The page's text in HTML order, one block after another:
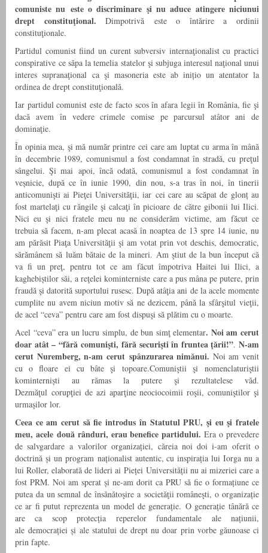
comuniste nu este o discriminare şi nu aduce atingere niciunui
drept constituţional. Dimpotrivă este o întărire a ordinii
constituţionale.
Partidul comunist fiind un curent subversiv internaţionalist cu practici
conspirative ce săpa la temelia statelor şi subjuga interesul naţional unui
interes supranaţional ca şi masoneria este ab inițio un atentator la
ordinea de drept constituţională.
Iar partidul comunist este de facto scos în afara legii în România, fie şi
dacă avem în vedere crimele comise pe parcursul atâtor ani de
dominaţie.
În opinia mea, şi mă număr printre cei care am luptat cu arma în mână
în decembrie 1989, comunismul a fost condamnat în stradă, cu preţul
sângelui. Şi mai apoi, încă odată, comunismul a fost condamnat în
veșnicie, după ce în iunie 1990, din nou, s-a tras în noi, în tinerii
anticomunişti ai Pieţei Universităţii, iar cei care au scăpat de glonț au
fost martelaţi cu răngile şi calcaţi în picioare de către gibonii lui Ilici.
Nici eu şi nici fratele meu nu ne considerăm victime, am făcut ce
trebuia să facem, n-am plecat acasă în noaptea de 13 spre 14 iunie, nu
am părăsit Piaţa Universităţii şi am votat prin vot deschis, democratic,
sărămânem să luăm bătaie de la mineri. Am ştiut de la bun început că
va fi un preţ, pentru tot ce am făcut împotriva Haitei lui Ilici, a
kaghebiștilor săi, a reţelei kominterniste care a pus mâna pe putere, prin
fraudă şi datorită suportului rusesc. După atâţia ani de la acele momente
cumplite nu avem niciun motiv să ne dezicem, până la sfârşitul vieţii,
de acel “ceva” pentru care am fost dispuşi să plătim cu o moarte.
Acel “ceva” era un lucru simplu, de bun simţ elementar. Noi am cerut
doar atât – “fără comunişti, fără securişti în fruntea ţării!”.N-am
cerut Nuremberg, n-am cerut spânzurarea nimănui. Noi am venit
cu o floare ei cu bâte şi topoare.Comuniştii şi nomenclaturiştii
kominterniști au rămas la putere şi rezultatelese văd.
Dezmăţul corupţiei de azi aparţine neociocoimii roşii, comuniştilor şi
urmaşilor lor.
Ceea ce am cerut să fie introdus în Statutul PRU, şi eu şi fratele
meu, acele două rânduri, erau benefice partidului. Era o prevedere
de salvgardare a valorilor organizației, căreia noi doi i-am oferit o
doctrină și un program naționalist autentic, cu inspirația lui Iorga nu a
lui Roller, elaborată de lideri ai Pieței Universității nu ai mizeriei care a
fost PRM. Noi am sperat și ne-am dorit ca PRU să fie o formațiune ce
putea da un semnal de însănătoşire a societăţii româneşti, o organizație
ce ar fi putut reprezenta un model de generație. O generație tânără ce
are ca scop protecția reperelor fundamentale ale națiunii,
ale democrației și ale statului de drept nu doar prin vorbe găunoase ci
prin fapte.